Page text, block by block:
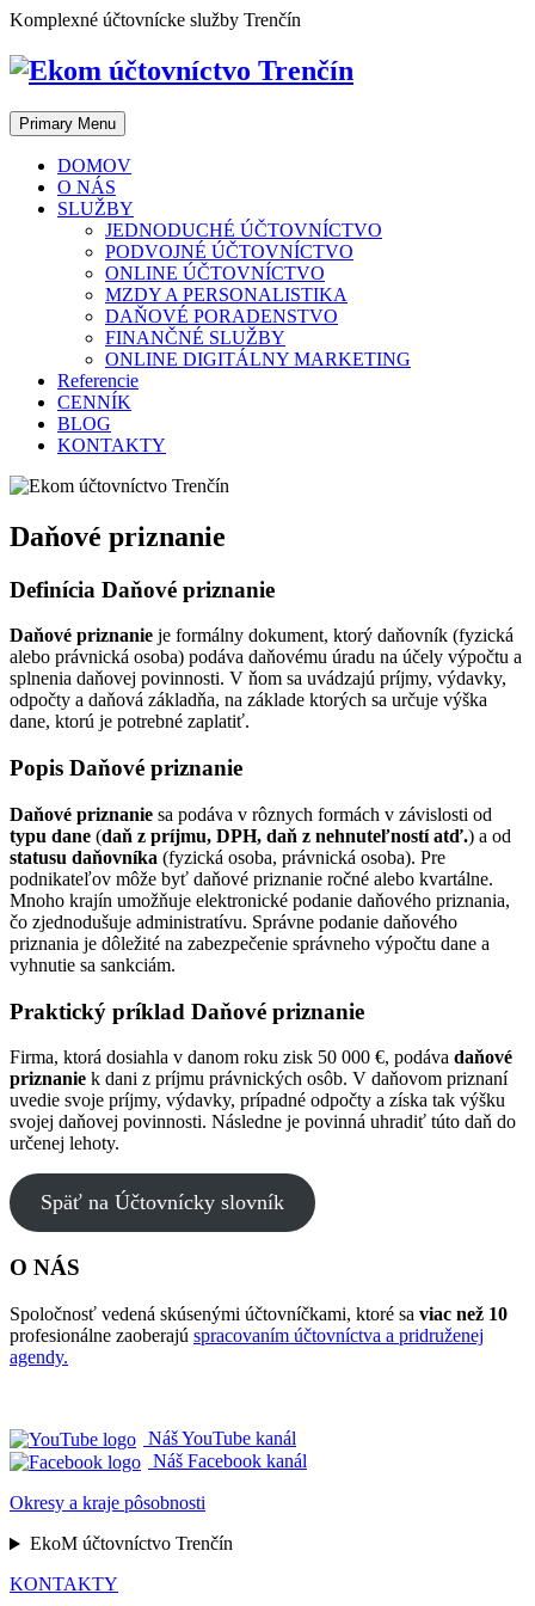
Skip
content
Komplexné účtovnícke služby Trenčín
Primary Menu
DOMOV
O NÁS
SLUŽBY
JEDNODUCHÉ ÚČTOVNÍCTVO
PODVOJNÉ ÚČTOVNÍCTVO
ONLINE ÚČTOVNÍCTVO
MZDY A PERSONALISTIKA
DAŇOVÉ PORADENSTVO
FINANČNÉ SLUŽBY
ONLINE DIGITÁLNY MARKETING
Referencie
CENNÍK
BLOG
KONTAKTY
Daňové priznanie
Definícia Daňové priznanie
Daňové priznanie je formálny dokument, ktorý daňovník (fyzická
alebo právnická osoba) podáva daňovému úradu na účely výpočtu a
splnenia daňovej povinnosti. V ňom sa uvádzajú príjmy, výdavky,
odpočty a daňová základňa, na základe ktorých sa určuje výška
dane, ktorú je potrebné zaplatiť.
Popis Daňové priznanie
Daňové priznanie sa podáva v rôznych formách v závislosti od
typu dane (daň z príjmu, DPH, daň z nehnuteľností atď.) a od
statusu daňovníka (fyzická osoba, právnická osoba). Pre
podnikateľov môže byť daňové priznanie ročné alebo kvartálne.
Mnoho krajín umožňuje elektronické podanie daňového priznania,
čo zjednodušuje administratívu. Správne podanie daňového
priznania je dôležité na zabezpečenie správneho výpočtu dane a
vyhnutie sa sankciám.
Praktický príklad Daňové priznanie
Firma, ktorá dosiahla v danom roku zisk 50 000 €, podáva daňové
priznanie k dani z príjmu právnických osôb. V daňovom priznaní
uvedie svoje príjmy, výdavky, prípadné odpočty a získa tak výšku
svojej daňovej povinnosti. Následne je povinná uhradiť túto daň do
určenej lehoty.
Späť na Účtovnícky slovník
O NÁS
Spoločnosť vedená skúsenými účtovníčkami, ktoré sa viac než 10
profesionálne zaoberajú spracovaním účtovníctva a pridruženej
agendy.
Náš YouTube kanál
Náš Facebook kanál
Okresy a kraje pôsobnosti
EkoM účtovníctvo Trenčín
KONTAKTY